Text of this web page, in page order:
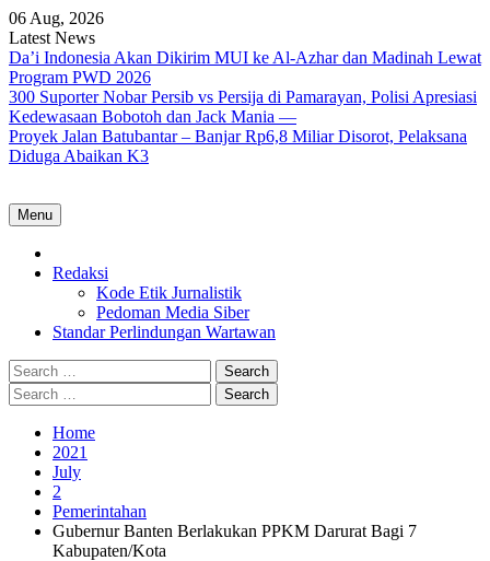
Skip
to
content
06 Aug, 2026
Latest News
Da’i Indonesia Akan Dikirim MUI ke Al-Azhar dan Madinah Lewat
Program PWD 2026
300 Suporter Nobar Persib vs Persija di Pamarayan, Polisi Apresiasi
Kedewasaan Bobotoh dan Jack Mania —
Proyek Jalan Batubantar – Banjar Rp6,8 Miliar Disorot, Pelaksana
Diduga Abaikan K3
Menu
Redaksi
Kode Etik Jurnalistik
Pedoman Media Siber
Standar Perlindungan Wartawan
Search
for:
Search
for:
Home
2021
July
2
Pemerintahan
Gubernur Banten Berlakukan PPKM Darurat Bagi 7
Kabupaten/Kota